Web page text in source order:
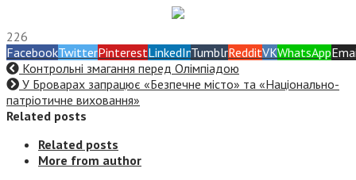
226
FacebookTwitterPinterestLinkedInTumblrRedditVKWhatsApp
Контрольні змагання перед Олімпіадою
У Броварах запрацює «Безпечне місто» та «Національно-
патріотичне виховання»
Related posts
Related posts
More from author